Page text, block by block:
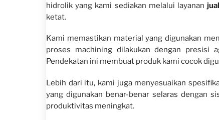
hidrolik yang kami sediakan melalui layanan
ketat.
Kami memastikan material yang digunakan
proses machining dilakukan dengan presisi
Pendekatan ini membuat produk kami cocok
Lebih dari itu, kami juga menyesuaikan
yang digunakan benar-benar selaras dengan
produktivitas meningkat.